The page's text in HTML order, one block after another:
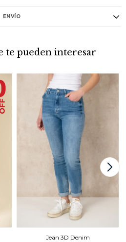
ENVÍO
te pueden interesar
Jean 3D Denim